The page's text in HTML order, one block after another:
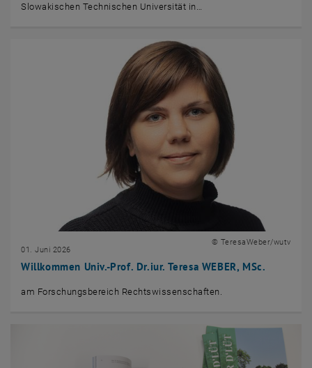
Slowakischen Technischen Universität in…
Willkommen Univ.-Prof. Dr.iur. Teresa WEBER, MSc.
01. Juni 2026
© TeresaWeber/wutv
am Forschungsbereich Rechtswissenschaften.